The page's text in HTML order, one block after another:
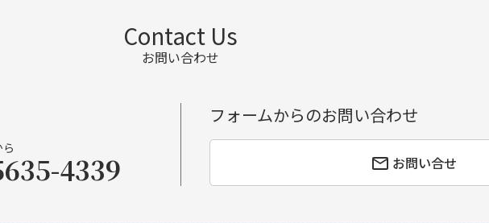
Contact Us
お問い合わせ
4339
フォームからのお問い合わせ
お問い合せ